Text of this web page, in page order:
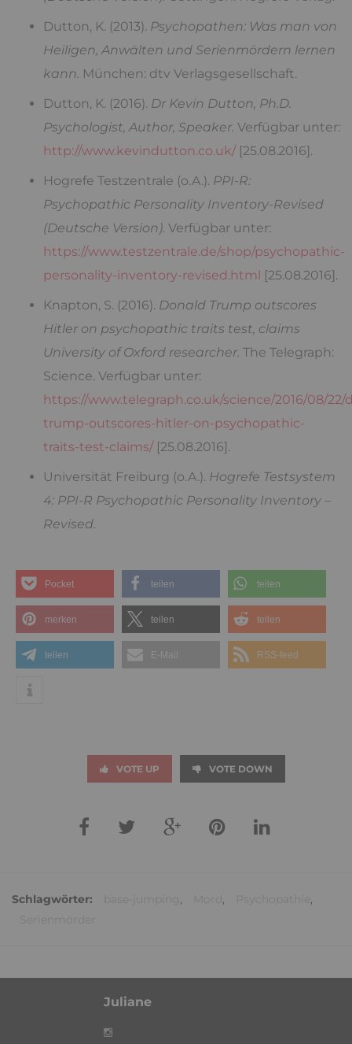
Dutton, K. (2013). Psychopathen: Was man von
Heiligen, Anwälten und Serienmördern lernen
kann. München: dtv Verlagsgesellschaft.
Dutton, K. (2016). Dr Kevin Dutton, Ph.D.
Psychologist, Author, Speaker. Verfügbar unter:
http://www.kevindutton.co.uk/[25.08.2016].
Hogrefe Testzentrale (o.A.). PPI-R:
Psychopathic Personality Inventory-Revised
(Deutsche Version). Verfügbar unter:
https://www.testzentrale.de/shop/psychopathic-
personality-inventory-revised.html [25.08.2016].
Knapton, S. (2016). Donald Trump outscores
Hitler on psychopathic traits test, claims
University of Oxford researcher. The Telegraph:
Science. Verfügbar unter:
https://www.telegraph.co.uk/science/2016/08/22/
trump-outscores-hitler-on-psychopathic-
traits-test-claims/[25.08.2016].
Universität Freiburg (o.A.). Hogrefe Testsystem
4: PPI-R Psychopathic Personality Inventory –
Revised.
Pocket teilen teilen
merken teilen teilen
teilen E-Mail RSS-feed
VOTE UP VOTE DOWN
Schlagwörter: , ,
,
Juliane